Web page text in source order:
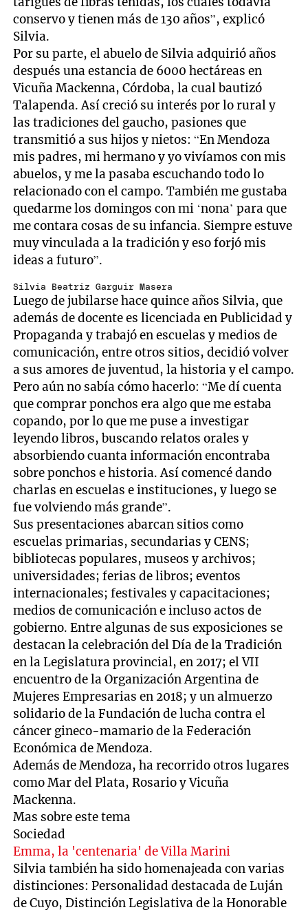
conservo y tienen más de 130 años”, explicó
Silvia.
Por su parte, el abuelo de Silvia adquirió años
después una estancia de 6000 hectáreas en
Vicuña Mackenna, Córdoba, la cual bautizó
Talapenda. Así creció su interés por lo rural y
las tradiciones del gaucho, pasiones que
transmitió a sus hijos y nietos: “En Mendoza
mis padres, mi hermano y yo vivíamos con mis
abuelos, y me la pasaba escuchando todo lo
relacionado con el campo. También me gustaba
quedarme los domingos con mi ‘nona’ para que
me contara cosas de su infancia. Siempre estuve
muy vinculada a la tradición y eso forjó mis
ideas a futuro”.
Silvia Beatriz Garguir Masera
Luego de jubilarse hace quince años Silvia, que
además de docente es licenciada en Publicidad y
Propaganda y trabajó en escuelas y medios de
comunicación, entre otros sitios, decidió volver
a sus amores de juventud, la historia y el campo.
Pero aún no sabía cómo hacerlo: “Me dí cuenta
que comprar ponchos era algo que me estaba
copando, por lo que me puse a investigar
leyendo libros, buscando relatos orales y
absorbiendo cuanta información encontraba
sobre ponchos e historia. Así comencé dando
charlas en escuelas e instituciones, y luego se
fue volviendo más grande”.
Sus presentaciones abarcan sitios como
escuelas primarias, secundarias y CENS;
bibliotecas populares, museos y archivos;
universidades; ferias de libros; eventos
internacionales; festivales y capacitaciones;
medios de comunicación e incluso actos de
gobierno. Entre algunas de sus exposiciones se
destacan la celebración del Día de la Tradición
en la Legislatura provincial, en 2017; el VII
encuentro de la Organización Argentina de
Mujeres Empresarias en 2018; y un almuerzo
solidario de la Fundación de lucha contra el
cáncer gineco-mamario de la Federación
Económica de Mendoza.
Además de Mendoza, ha recorrido otros lugares
como Mar del Plata, Rosario y Vicuña
Mackenna.
Mas sobre este tema
Sociedad
Emma, la 'centenaria' de Villa Marini
Silvia también ha sido homenajeada con varias
distinciones: Personalidad destacada de Luján
de Cuyo, Distinción Legislativa de la Honorable